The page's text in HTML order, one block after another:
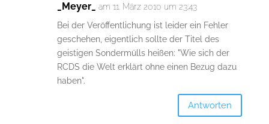
_Meyer_
am 11. März 2010 um 23:43
Bei der Veröffentlichung ist leider ein Fehler
geschehen, eigentlich sollte der Titel des
geistigen Sondermülls heißen: "Wie sich der
RCDS die Welt erklärt ohne einen Bezug dazu
haben".
Antworten